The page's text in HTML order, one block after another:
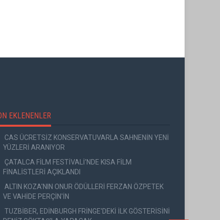
EKLENENLER
CAS ÜCRETSİZ KONSERVATUVARLA SAHNENİN YENİ
YÜZLERİ ARANIYOR
ÇATALCA FİLM FESTİVALİ'NDE KISA FİLM
FİNALİSTLERİ AÇIKLANDI
ALTIN KOZA'NIN ONUR ÖDÜLLERİ FERZAN ÖZPETEK
VE VAHİDE PERÇİN'İN
TUZBİBER, EDİNBURGH FRİNGE'DEKİ İLK GÖSTERİSİNİ